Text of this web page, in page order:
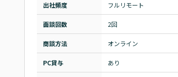
出社頻度 フルリモート
面談回数 2回
商談方法 オンライン
PC貸与 あり